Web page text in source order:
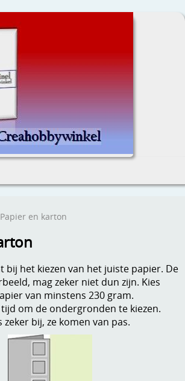
Papier en karton
bij het kiezen van het juiste papier. De
mag zeker niet dun zijn. Kies
van minstens 230 gram.
om de ondergronden te kiezen.
bij, ze komen van pas.